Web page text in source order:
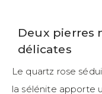
Deux pierres
délicates
Le quartz rose
la sélénite apporte